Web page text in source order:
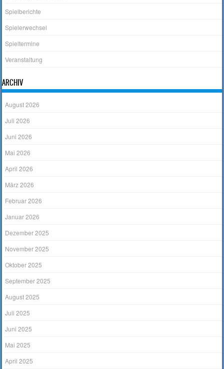
Spielberichte
Spielerwechsel
Spieltermine
Veranstaltung
ARCHIV
August 2026
Juli 2026
Juni 2026
Mai 2026
April 2026
März 2026
Februar 2026
Januar 2026
Dezember 2025
November 2025
Oktober 2025
September 2025
August 2025
Juli 2025
Juni 2025
Mai 2025
April 2025